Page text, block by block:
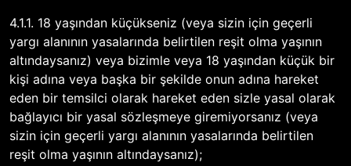
4.1.1. 18 yaşından küçükseniz (veya sizin için geçerli
yargı alanının yasalarında belirtilen reşit olma yaşının
altındaysanız) veya bizimle veya 18 yaşından küçük bir
kişi adına veya başka bir şekilde onun adına hareket
eden bir temsilci olarak hareket eden sizle yasal olarak
bağlayıcı bir yasal sözleşmeye giremiyorsanız (veya
sizin için geçerli yargı alanının yasalarında belirtilen
reşit olma yaşının altındaysanız);